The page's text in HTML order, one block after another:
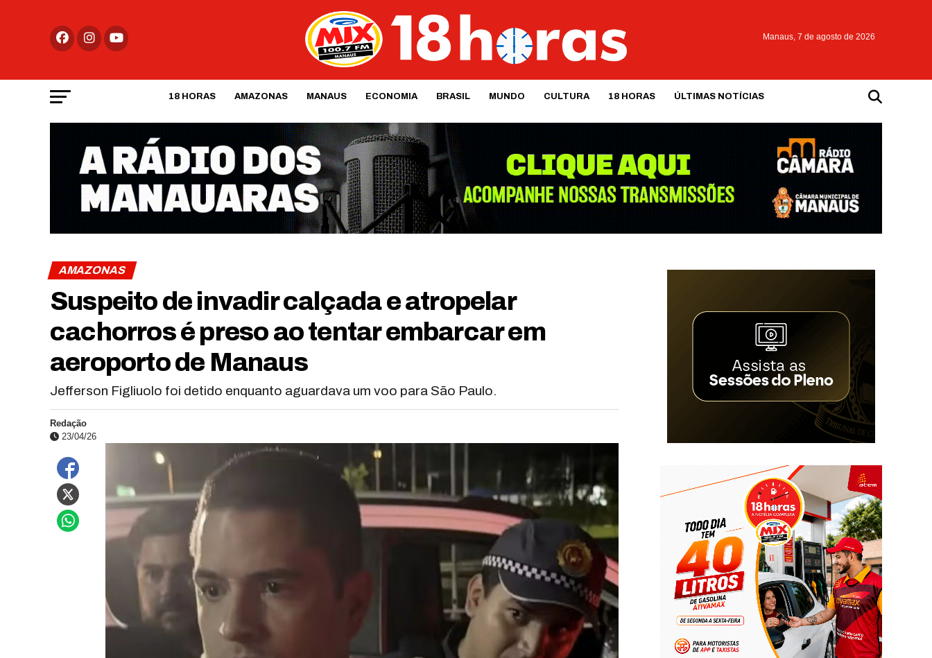
Manaus, 7 de agosto de 2026
18 HORAS AMAZONAS MANAUS ECONOMIA BRASIL MUNDO CULTURA 18 HORAS ÚLTIMAS NOTÍCIAS
AMAZONAS
Suspeito de invadir calçada e atropelar
cachorros é preso ao tentar embarcar em
aeroporto de Manaus
Jefferson Figliuolo foi detido enquanto aguardava um voo para São Paulo.
Redação
23/04/26